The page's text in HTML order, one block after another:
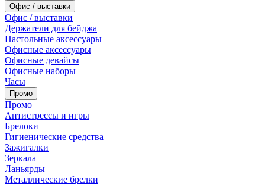
Офис / выставки
Офис / выставки
Держатели для бейджа
Настольные аксессуары
Офисные аксессуары
Офисные девайсы
Офисные наборы
Часы
Промо
Промо
Антистрессы и игры
Брелоки
Гигиенические средства
Зажигалки
Зеркала
Ланьярды
Металлические брелки